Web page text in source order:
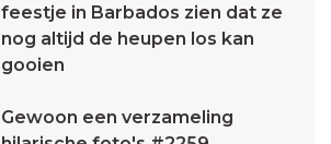
feestje in Barbados zien dat ze
nog altijd de heupen los kan
gooien
Gewoon een verzameling